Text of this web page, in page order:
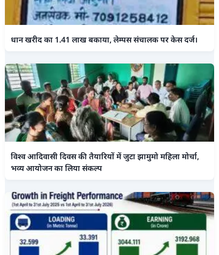
धान खरीद का 1.41 लाख बकाया, लेम्पस संचालक पर केस दर्ज।
विश्व आदिवासी दिवस की तैयारियों में जुटा झामुमो महिला मोर्चा,
भव्य आयोजन का लिया संकल्प